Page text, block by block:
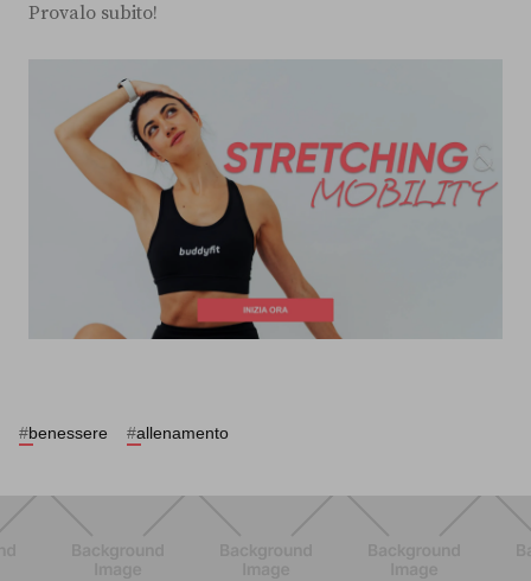
Provalo subito!
#benessere #allenamento